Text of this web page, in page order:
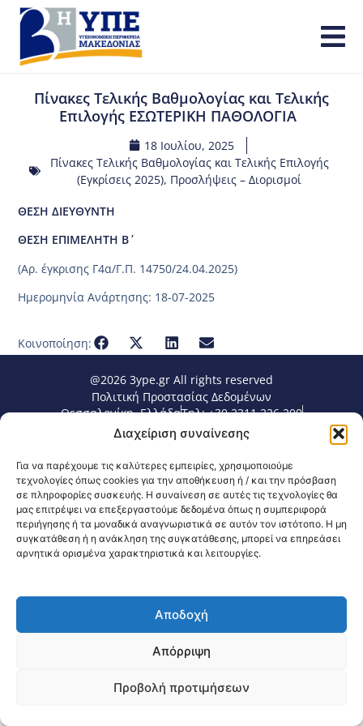
Διαχείριση συναίνεσης
Για να παρέχουμε τις καλύτερες εμπειρίες, χρησιμοποιούμε
τεχνολογίες όπως cookies για την αποθήκευση ή / και την πρόσβαση
σε πληροφορίες συσκευής. Η συναίνεση σε αυτές τις τεχνολογίες θα
μας επιτρέψει να επεξεργαστούμε δεδομένα όπως η συμπεριφορά
περιήγησης ή τα μοναδικά αναγνωριστικά σε αυτόν τον ιστότοπο. Η μη
συγκατάθεση ή η ανάκληση της συγκατάθεσης, μπορεί να επηρεάσει
αρνητικά ορισμένα χαρακτηριστικά και λειτουργίες.
Αποδοχή
Απόρριψη
Προβολή προτιμήσεων
Πίνακες Τελικής Βαθμολογίας και Τελικής
Επιλογής ΕΣΩΤΕΡΙΚΗ ΠΑΘΟΛΟΓΙΑ
18 Ιουλίου, 2025
Πίνακες Τελικής Βαθμολογίας και Τελικής Επιλογής
(Εγκρίσεις 2025), Προσλήψεις – Διορισμοί
ΘΕΣΗ ΔΙΕΥΘΥΝΤΗ
ΘΕΣΗ ΕΠΙΜΕΛΗΤΗ Β΄
(Aρ. έγκρισης Γ4α/Γ.Π. 14750/24.04.2025)
Ημερομηνία Ανάρτησης: 18-07-2025
Κοινοποίηση:
@2026 3ype.gr All rights reserved
Πολιτική Προστασίας Δεδομένων
Θεσσαλονίκη, ΕλλάδαΤηλ: +30 2311 226 200
email: 3ype@3ype.gr